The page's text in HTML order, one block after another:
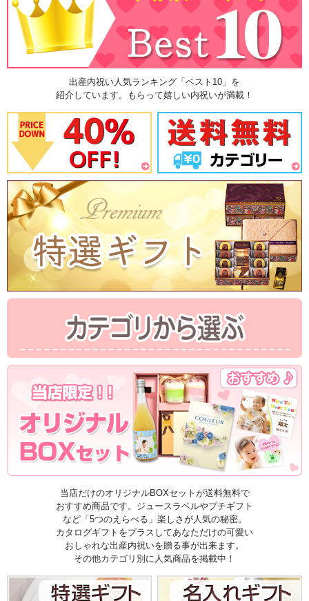
出産内祝い人気ランキング「ベスト10」を
紹介しています。もらって嬉しい内祝いが満載！
当店だけのオリジナルBOXセットが送料無料で
おすすめ商品です。ジュースラベルやプチギフト
など「5つのえらべる」楽しさが人気の秘密。
カタログギフトをプラスしてあなただけの可愛い
おしゃれな出産内祝いを贈る事が出来ます。
その他カテゴリ別に人気商品を掲載中！